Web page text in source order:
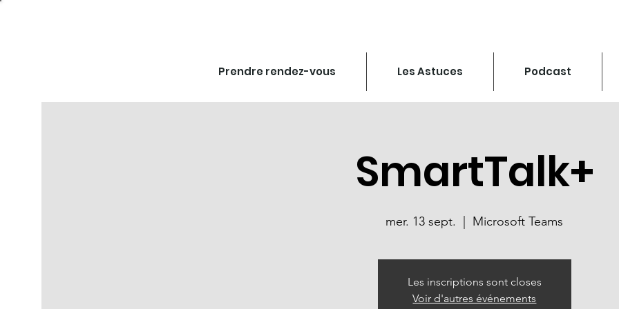
Prendre rendez-vous Les Astuces Podcast
SmartTalk+
mer. 13 sept. Microsoft Teams
Les inscriptions sont closes
Voir d'autres événements